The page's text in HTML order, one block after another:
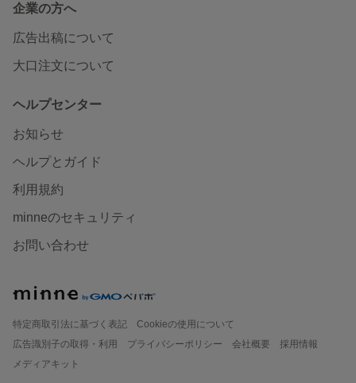
企業の方へ
広告出稿について
大口注文について
ヘルプセンター
お知らせ
ヘルプとガイド
利用規約
minneのセキュリティ
お問い合わせ
特定商取引法に基づく表記
Cookieの使用について
広告識別子の取得・利用
プライバシーポリシー 会社概要
採用情報
メディアキット